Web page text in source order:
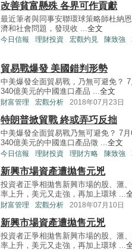
改善貧富懸殊 各界可作貢獻
最近筆者與同事安聯環球策略師杜納
濟和社會問題，發現收 ...全文
今日信報 理財投資 宏觀灼見 陳致強
貿易戰爆發 美國錯判形勢
中美爆發全面貿易戰，乃無可避免？
340億美元的中國進口產品 ...全文
財富管理 宏觀分析 2018年07月23日
特朗普掀貿戰 終或弄巧反拙
中美爆發全面貿易戰乃無可避免？ 7
340億美元的中國進口產品徵 ...全文
今日信報 理財投資 理財方略 陳致強
新興市場資產遭拋售元兇
投資者正爭相拋售新興市場的股、滙
率上升，美元又走強，再加上環球 ...
財富管理 宏觀分析 2018年07月10日
新興市場資產遭拋售元兇
投資者正爭相拋售新興市場的股、滙
率上升，美元又走強，再加上環球 ...